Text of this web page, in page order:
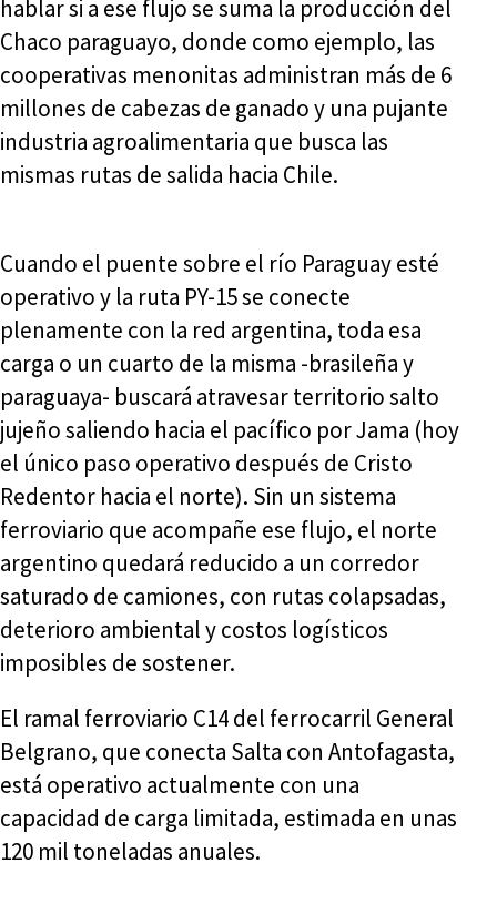
hablar si a ese flujo se suma la producción del
Chaco paraguayo, donde como ejemplo, las
cooperativas menonitas administran más de 6
millones de cabezas de ganado y una pujante
industria agroalimentaria que busca las
mismas rutas de salida hacia Chile.
Cuando el puente sobre el río Paraguay esté
operativo y la ruta PY-15 se conecte
plenamente con la red argentina, toda esa
carga o un cuarto de la misma -brasileña y
paraguaya- buscará atravesar territorio salto
jujeño saliendo hacia el pacífico por Jama (hoy
el único paso operativo después de Cristo
Redentor hacia el norte). Sin un sistema
ferroviario que acompañe ese flujo, el norte
argentino quedará reducido a un corredor
saturado de camiones, con rutas colapsadas,
deterioro ambiental y costos logísticos
imposibles de sostener.
El ramal ferroviario C14 del ferrocarril General
Belgrano, que conecta Salta con Antofagasta,
está operativo actualmente con una
capacidad de carga limitada, estimada en unas
120 mil toneladas anuales.